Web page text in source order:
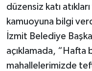
düzensiz katı
kamuoyuna bilgi
İzmit Belediye
açıklamada, “Hafta
mahallelerimizde